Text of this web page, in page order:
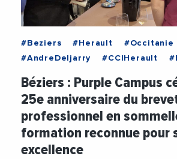
#Beziers #Herault
#Occitanie
#AndreDeljarry
#CCIHerault
#PurpleCampus
#VitiVinicole
#Viticulture
Béziers : Purple Campus
25e anniversaire du
professionnel en
formation reconnue pour
excellence